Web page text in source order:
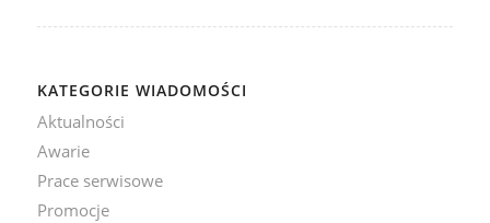
KATEGORIE WIADOMOŚCI
Aktualności
Awarie
Prace serwisowe
Promocje